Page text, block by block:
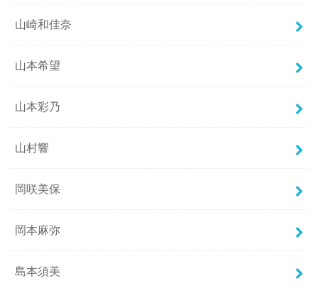
山崎和佳奈
山本希望
山本彩乃
山村響
岡咲美保
岡本麻弥
島本須美